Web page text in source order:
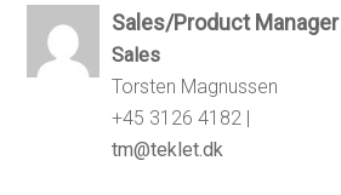
Sales/Product Manager
Sales
Torsten Magnussen
+45 3126 4182 |
tm@teklet.dk